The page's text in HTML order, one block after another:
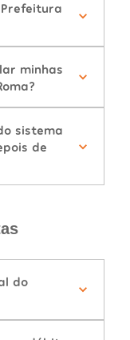
minhas
sistema
de
do